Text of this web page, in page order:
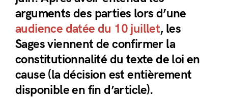
arguments des parties lors d’une
audience datée du 10 juillet, les
Sages viennent de confirmer la
constitutionnalité du texte de loi en
cause (la décision est entièrement
disponible en fin d’article).